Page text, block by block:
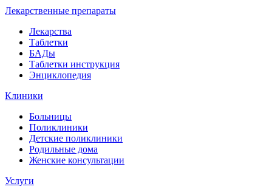
Лекарственные препараты
Лекарства
Таблетки
БАДы
Таблетки инструкция
Энциклопедия
Клиники
Больницы
Поликлиники
Детские поликлиники
Родильные дома
Женские консультации
Услуги